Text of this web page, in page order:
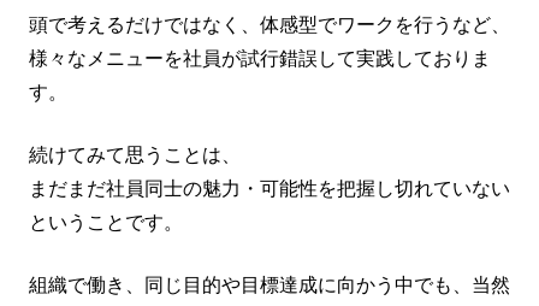
頭で考えるだけではなく、体感型でワークを行うなど、
様々なメニューを社員が試行錯誤して実践しておりま
す。
続けてみて思うことは、
まだまだ社員同士の魅力・可能性を把握し切れていない
ということです。
組織で働き、同じ目的や目標達成に向かう中でも、当然